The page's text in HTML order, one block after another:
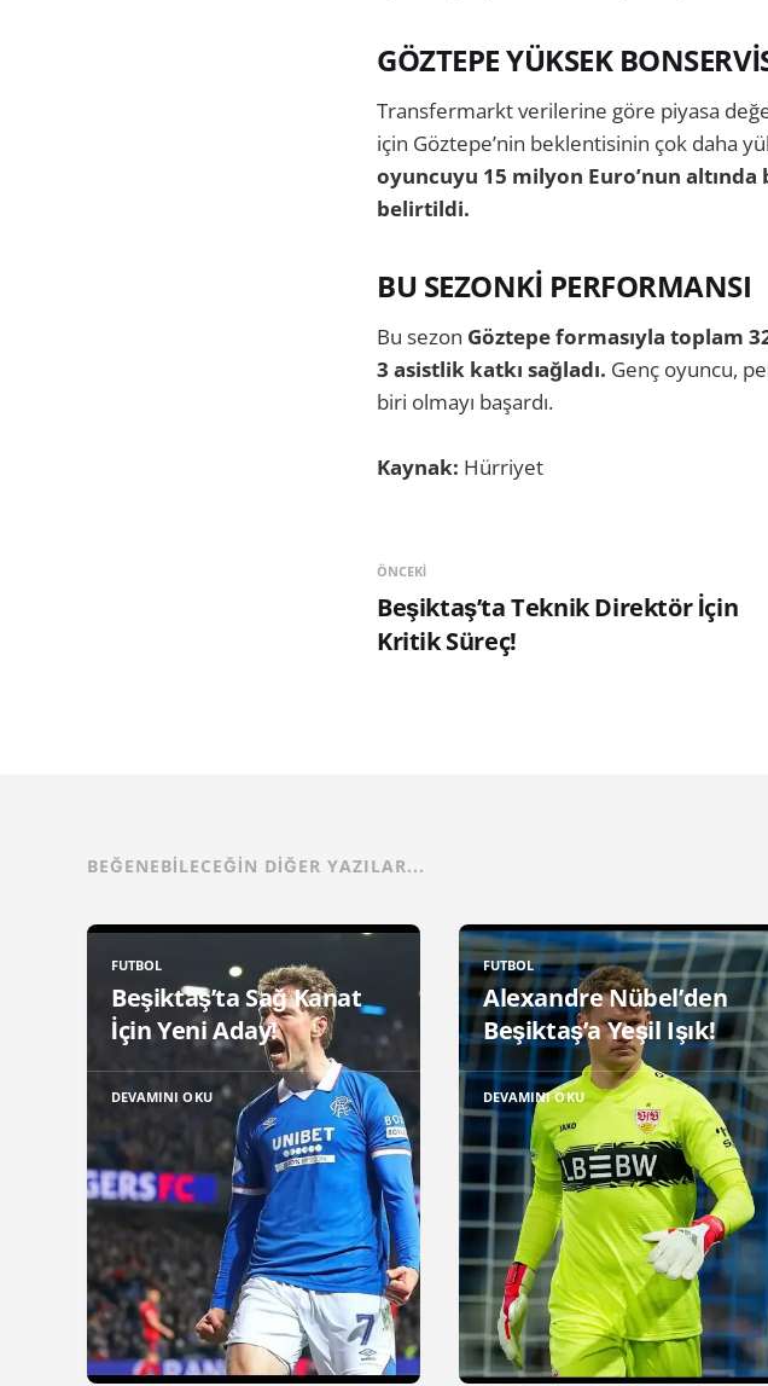
GÖZTEPE YÜKSEK
Transfermarkt verilerine göre piyasa
için Göztepe’nin beklentisinin çok daha
oyuncuyu 15 milyon Euro’nun altında
belirtildi.
BU SEZONKİ PERFORMANSI
Bu sezon Göztepe formasıyla toplam
3 asistlik katkı sağladı. Genç oyuncu,
biri olmayı başardı.
Kaynak: Hürriyet
ÖNCEKI
Beşiktaş’ta Teknik Direktör İçin
Kritik Süreç!
BEĞENEBILECEĞIN DIĞER YAZILAR...
FUTBOL
Beşiktaş’ta Sağ Kanat
İçin Yeni Aday!
DEVAMINI OKU
FUTBOL
Alexandre Nübel’den
Beşiktaş’a Yeşil Işık!
DEVAMINI OKU